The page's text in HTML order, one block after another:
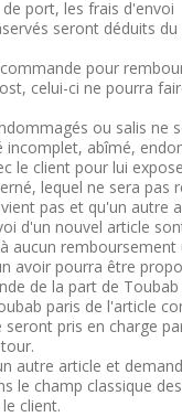
port, les frais d'envoi
seront déduits du
pour
celui-ci ne pourra
ou salis ne
incomplet, abîmé,
le client pour lui
lequel ne sera pas
pas et qu'un autre
d'un nouvel article
aucun remboursement
avoir pourra être
de la part de Toubab
paris de l'article
pris en charge
autre article et
le champ classique
client.